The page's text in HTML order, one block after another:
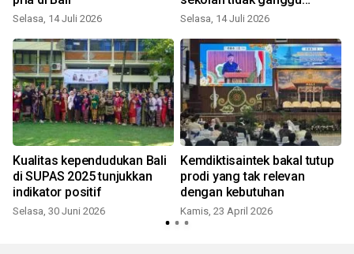
Selasa, 14 Juli 2026
kinerja
Selasa, 14 Juli 2026
Kualitas kependudukan Bali
di SUPAS 2025 tunjukkan
indikator positif
Selasa, 30 Juni 2026
Kemdiktisaintek bakal tutup
prodi yang tak relevan
dengan kebutuhan
Kamis, 23 April 2026